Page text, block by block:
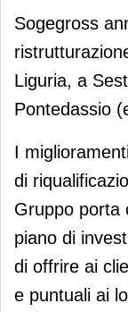
Ekom:
Liguria
Sogegross
Liguria, a
Pontedassio
I
di
Gruppo porta
piano di
di offrire ai
e puntuali ai